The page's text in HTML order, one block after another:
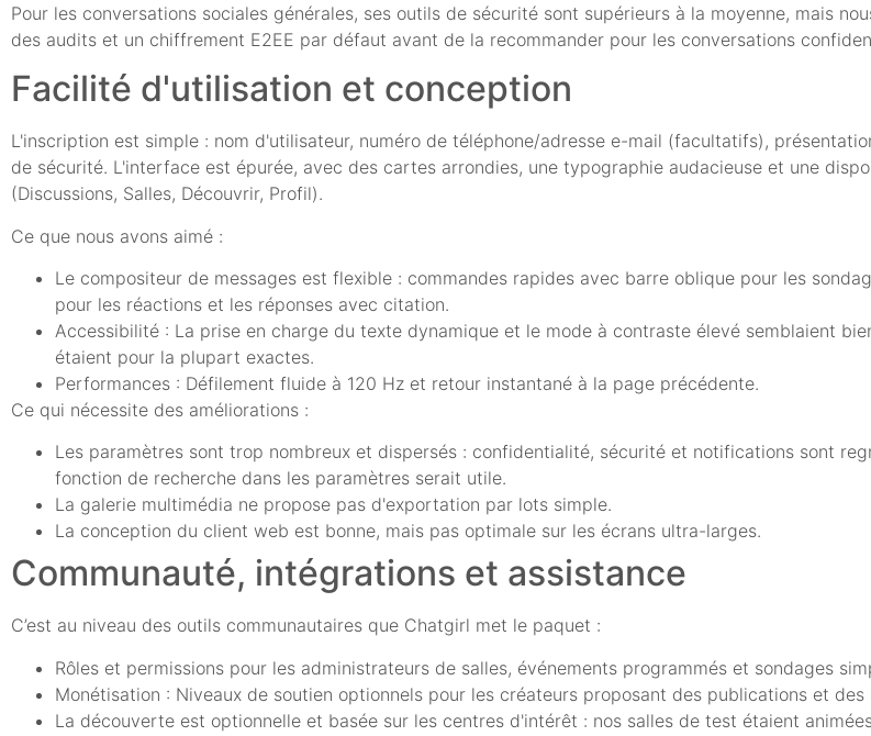
Pour les conversations sociales générales, ses outils de sécurité sont supérieurs à la moyenne, mais
des audits et un chiffrement E2EE par défaut avant de la recommander pour les conversations
Facilité d'utilisation et conception
L'inscription est simple : nom d'utilisateur, numéro de téléphone/adresse e-mail (facultatifs),
de sécurité. L'interface est épurée, avec des cartes arrondies, une typographie audacieuse et une
(Discussions, Salles, Découvrir, Profil).
Ce que nous avons aimé :
Le compositeur de messages est flexible : commandes rapides avec barre oblique pour les
pour les réactions et les réponses avec citation.
Accessibilité : La prise en charge du texte dynamique et le mode à contraste élevé semblaient
étaient pour la plupart exactes.
Performances : Défilement fluide à 120 Hz et retour instantané à la page précédente.
Ce qui nécessite des améliorations :
Les paramètres sont trop nombreux et dispersés : confidentialité, sécurité et notifications sont
fonction de recherche dans les paramètres serait utile.
La galerie multimédia ne propose pas d'exportation par lots simple.
La conception du client web est bonne, mais pas optimale sur les écrans ultra-larges.
Communauté, intégrations et assistance
C’est au niveau des outils communautaires que Chatgirl met le paquet :
Rôles et permissions pour les administrateurs de salles, événements programmés et sondages
Monétisation : Niveaux de soutien optionnels pour les créateurs proposant des publications et des
La découverte est optionnelle et basée sur les centres d'intérêt : nos salles de test étaient